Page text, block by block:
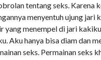
tentang seks. Karena
menyentuh ujung jari
yang menempel di jari
Aku hanya bisa diam dan
seks. Permainan seks